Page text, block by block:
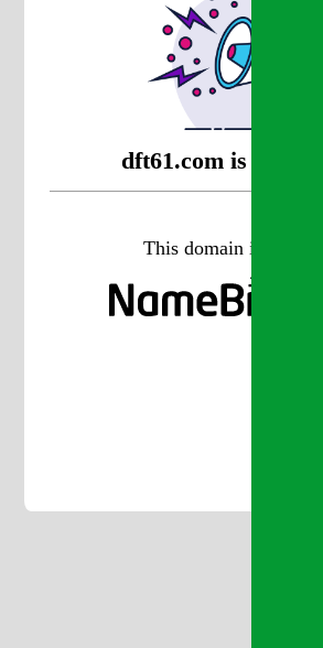
dft61.com is coming
This domain is